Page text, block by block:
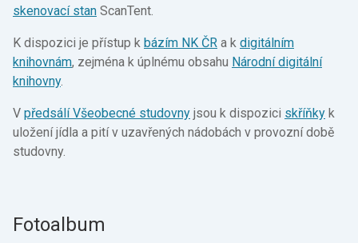
skenovací stan ScanTent.
K dispozici je přístup k bázím NK ČR a k digitálním
knihovnám, zejména k úplnému obsahu Národní digitální
knihovny.
V předsálí Všeobecné studovny jsou k dispozici skříňky k
uložení jídla a pití v uzavřených nádobách v provozní době
studovny.
Fotoalbum